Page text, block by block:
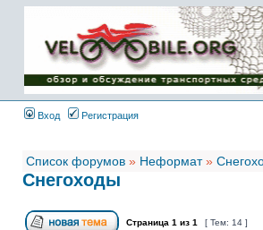
Имя пользователя:
Пароль:
{ LOG_ME_IN_SHORT
}
Вход
Регистрация
Список форумов » Неформат»
Снегоходы
Страница 1 из 1 [ Тем: 14 ]